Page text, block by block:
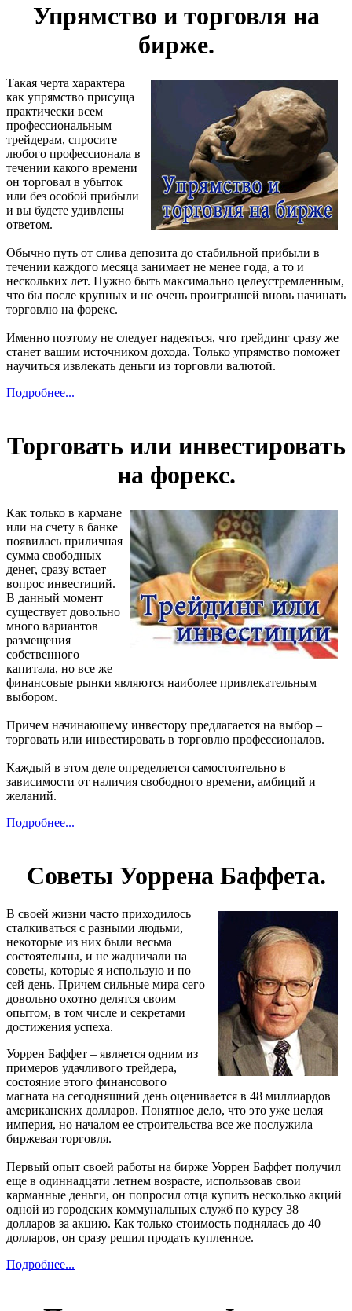
Упрямство и торговля на
бирже.
Такая черта характера
как упрямство присуща
практически всем
профессиональным
трейдерам, спросите
любого профессионала в
течении какого времени
он торговал в убыток
или без особой прибыли
и вы будете удивлены
ответом.
Обычно путь от слива депозита до стабильной прибыли в
течении каждого месяца занимает не менее года, а то и
нескольких лет. Нужно быть максимально целеустремленным,
что бы после крупных и не очень проигрышей вновь начинать
торговлю на форекс.
Именно поэтому не следует надеяться, что трейдинг сразу же
станет вашим источником дохода. Только упрямство поможет
научиться извлекать деньги из торговли валютой.
Подробнее...
Торговать или инвестировать
на форекс.
Как только в кармане
или на счету в банке
появилась приличная
сумма свободных
денег, сразу встает
вопрос инвестиций.
В данный момент
существует довольно
много вариантов
размещения
собственного
капитала, но все же
финансовые рынки являются наиболее привлекательным
выбором.
Причем начинающему инвестору предлагается на выбор –
торговать или инвестировать в торговлю профессионалов.
Каждый в этом деле определяется самостоятельно в
зависимости от наличия свободного времени, амбиций и
желаний.
Подробнее...
Советы Уоррена Баффета.
В своей жизни часто приходилось
сталкиваться с разными людьми,
некоторые из них были весьма
состоятельны, и не жадничали на
советы, которые я использую и по
сей день. Причем сильные мира сего
довольно охотно делятся своим
опытом, в том числе и секретами
достижения успеха.
Уоррен Баффет – является одним из
примеров удачливого трейдера,
состояние этого финансового
магната на сегодняшний день оценивается в 48 миллиардов
американских долларов. Понятное дело, что это уже целая
империя, но началом ее строительства все же послужила
биржевая торговля.
Первый опыт своей работы на бирже Уоррен Баффет получил
еще в одиннадцати летнем возрасте, использовав свои
карманные деньги, он попросил отца купить несколько акций
одной из городских коммунальных служб по курсу 38
долларов за акцию. Как только стоимость поднялась до 40
долларов, он сразу решил продать купленное.
Подробнее...